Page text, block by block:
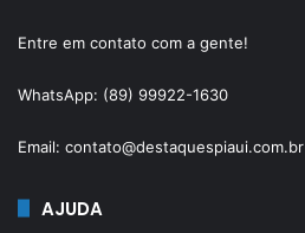
Entre em contato com a gente!
WhatsApp: (89) 99922-1630
Email: contato@destaquespiaui.com.br
AJUDA